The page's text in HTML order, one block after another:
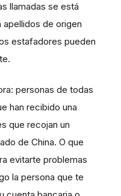
llamadas se está
de origen
estafadores pueden
personas de todas
han recibido una
que recojan un
de China. O que
evitarte problemas
la persona que te